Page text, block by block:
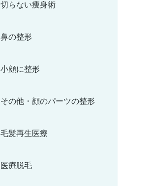
切らない痩身術
鼻の整形
小顔に整形
その他・顔のパーツの整形
毛髪再生医療
医療脱毛